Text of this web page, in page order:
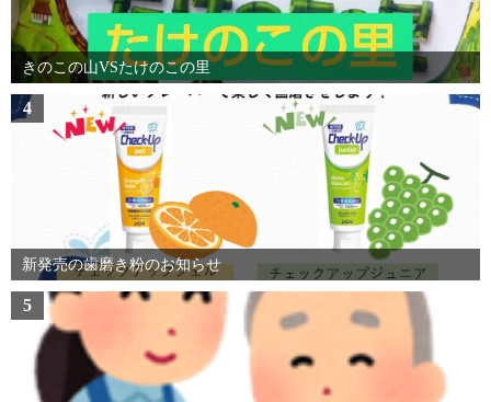
きのこの山VSたけのこの里
4
新発売の歯磨き粉のお知らせ
5